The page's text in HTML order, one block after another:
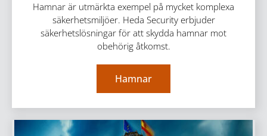
Hamnar är utmärkta exempel på mycket komplexa
säkerhetsmiljöer. Heda Security erbjuder
säkerhetslösningar för att skydda hamnar mot
obehörig åtkomst.
Hamnar